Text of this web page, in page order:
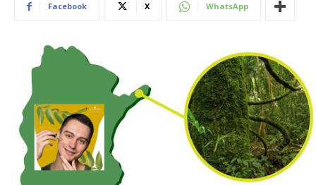
Facebook X WhatsApp